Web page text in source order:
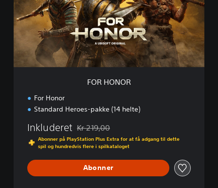
O
FOR HONOR
For Honor
Standard Heroes-pakke (14 helte)
Inkluderet Nedsat fra den normale pris på Kr 219,00
Kr 219,00
Abonner på PlayStation Plus Extra for at få adgang til dette
spil og hundredvis flere i spilkataloget
Abonner